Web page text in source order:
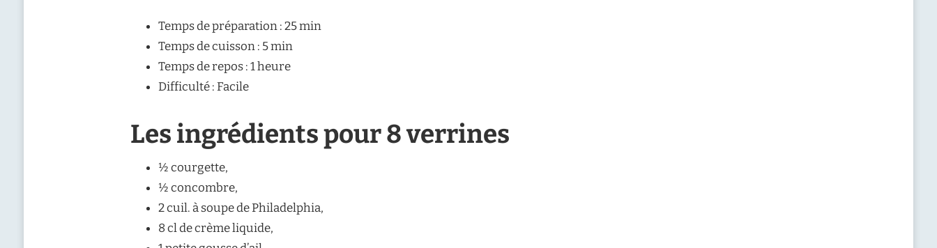
Temps de préparation : 25 min
Temps de cuisson : 5 min
Temps de repos : 1 heure
Difficulté : Facile
Les ingrédients pour 8 verrines
½ courgette,
½ concombre,
2 cuil. à soupe de Philadelphia,
8 cl de crème liquide,